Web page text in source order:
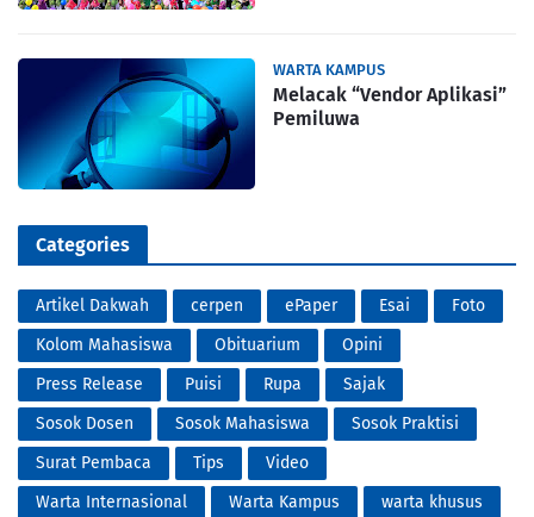
WARTA KAMPUS
Melacak “Vendor Aplikasi”
Pemiluwa
Categories
Artikel Dakwah cerpen ePaper Esai
Foto
Kolom Mahasiswa
Obituarium
Opini
Press Release
Puisi Rupa
Sajak
Sosok Dosen
Sosok Mahasiswa
Sosok Praktisi
Surat Pembaca
Tips
Video
Warta Internasional
Warta Kampus warta khusus